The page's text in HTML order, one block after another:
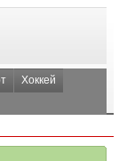
Хоккей